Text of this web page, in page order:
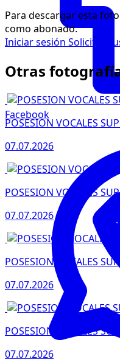
Facebook
Para descargar esta
como abonado.
Iniciar sesión Solicitar
Otras
POSESION VOCALES
07.07.2026
POSESION VOCALES
07.07.2026
POSESION VOCALES
07.07.2026
POSESION VOCALES
07.07.2026